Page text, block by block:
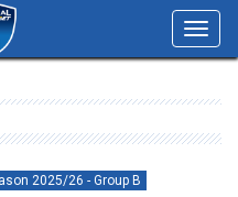
2025/26 - Group B